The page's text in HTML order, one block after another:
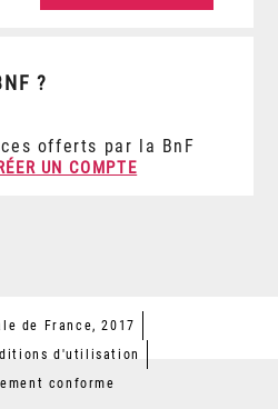
?
offerts par la BnF
UN COMPTE
de France, 2017
d'utilisation
conforme